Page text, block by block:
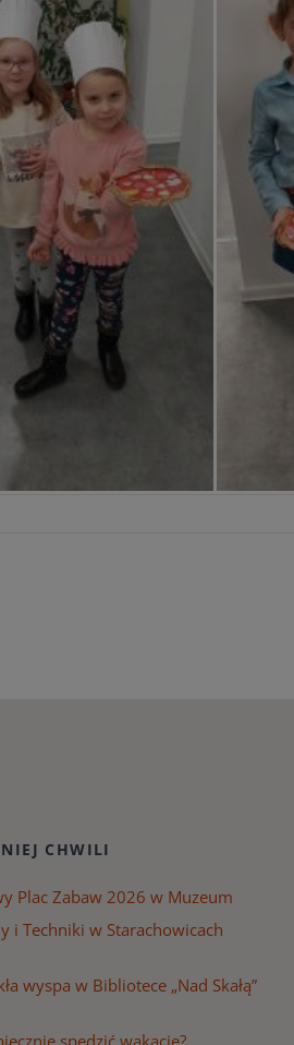
CHWILI
Plac Zabaw 2026 w Muzeum
i Techniki w Starachowicach
wyspa w Bibliotece „Nad Skałą”
spędzić wakacje?